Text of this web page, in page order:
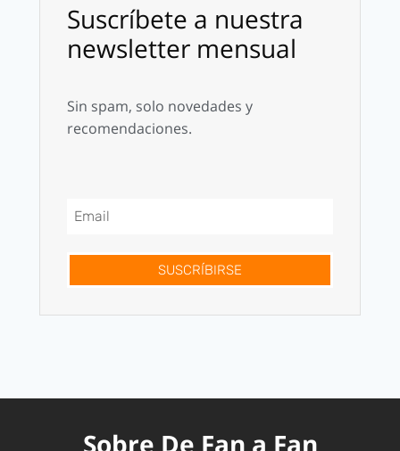
Suscríbete a nuestra
newsletter mensual
Sin spam, solo novedades y
recomendaciones.
SUSCRÍBIRSE
Sobre De Fan a Fan